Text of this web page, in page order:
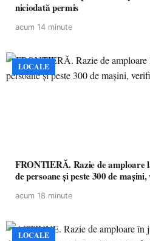
niciodată permis
acum 14 minute
LOCALE
FRONTIERĂ. Razie de amploare
de persoane și peste 300 de
acum 18 minute
LOCALE